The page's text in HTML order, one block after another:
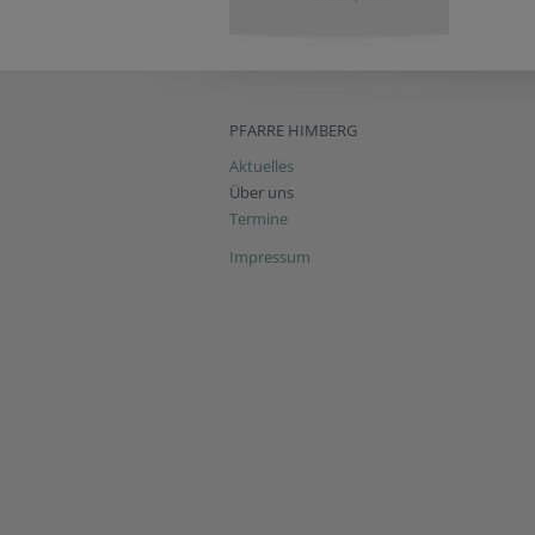
PFARRE HIMBERG
Aktuelles
Über uns
Termine
Impressum